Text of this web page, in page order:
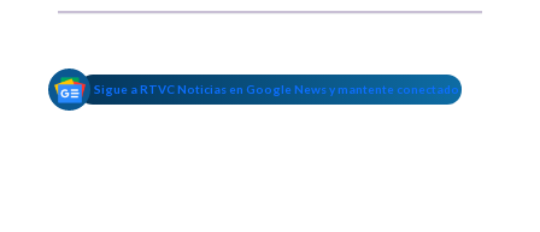
Sigue a RTVC Noticias en Google News y mantente conectado